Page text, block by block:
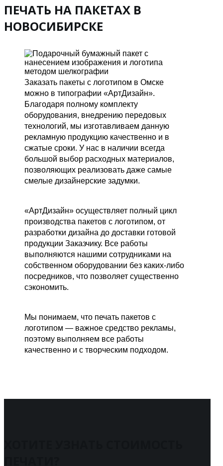
ПЕЧАТЬ НА ПАКЕТАХ В
НОВОСИБИРСКЕ
Заказать пакеты с логотипом в Омске
можно в типографии «АртДизайн».
Благодаря полному комплекту
оборудования, внедрению передовых
технологий, мы изготавливаем данную
рекламную продукцию качественно и в
сжатые сроки. У нас в наличии всегда
большой выбор расходных материалов,
позволяющих реализовать даже самые
смелые дизайнерские задумки.
«АртДизайн» осуществляет полный цикл
производства пакетов с логотипом, от
разработки дизайна до доставки готовой
продукции Заказчику. Все работы
выполняются нашими сотрудниками на
собственном оборудовании без каких-либо
посредников, что позволяет существенно
сэкономить.
Мы понимаем, что печать пакетов с
логотипом — важное средство рекламы,
поэтому выполняем все работы
качественно и с творческим подходом.